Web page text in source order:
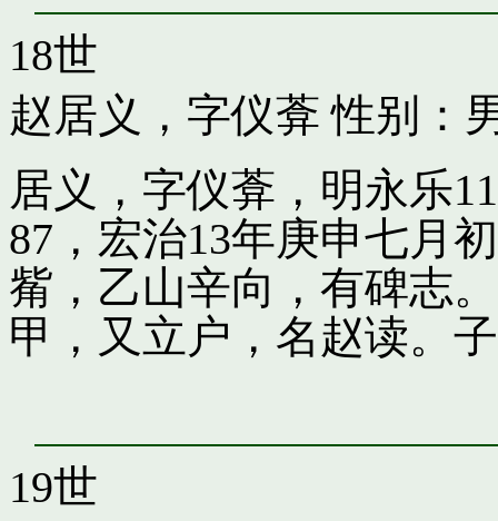
18世
赵居义，字仪葊 性别：
居义，字仪葊，明永乐
87，宏治13年庚申七月
觜，乙山辛向，有碑志
甲，又立户，名赵读。
19世